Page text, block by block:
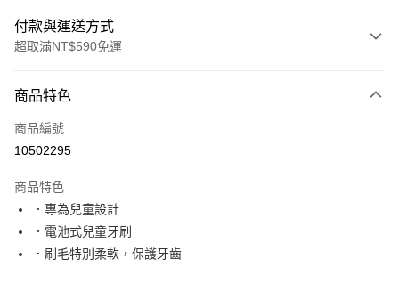
付款與運送方式
超取滿NT$590免運
信用卡一次付款
超商取貨付款
Apple Pay
街口支付
商品特色
商品編號
10502295
商品特色
．專為兒童設計
．電池式兒童牙刷
．刷毛特別柔軟，保護牙齒